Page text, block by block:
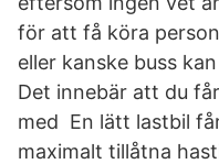
för att få köra
eller kanske buss
Det innebär att du
med En lätt lastbil
maximalt tillåtna